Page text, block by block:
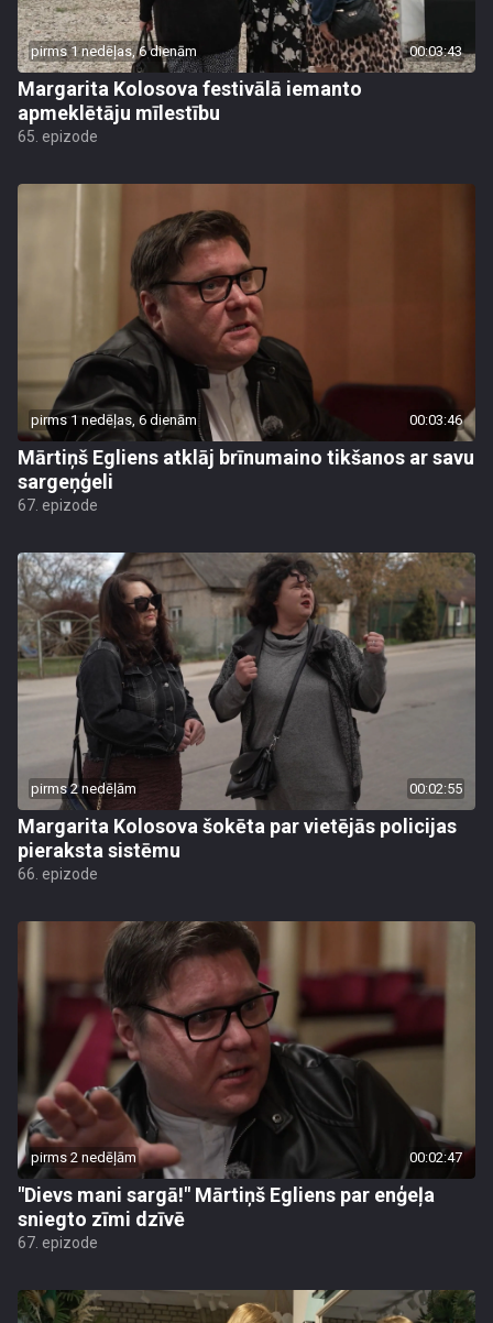
pirms 1 nedēļas, 6 dienām 00:03:43
Margarita Kolosova festivālā iemanto
apmeklētāju mīlestību
65. epizode
pirms 1 nedēļas, 6 dienām 00:03:46
Mārtiņš Egliens atklāj brīnumaino tikšanos ar savu
sargeņģeli
67. epizode
pirms 2 nedēļām 00:02:55
Margarita Kolosova šokēta par vietējās policijas
pieraksta sistēmu
66. epizode
pirms 2 nedēļām 00:02:47
"Dievs mani sargā!" Mārtiņš Egliens par enģeļa
sniegto zīmi dzīvē
67. epizode